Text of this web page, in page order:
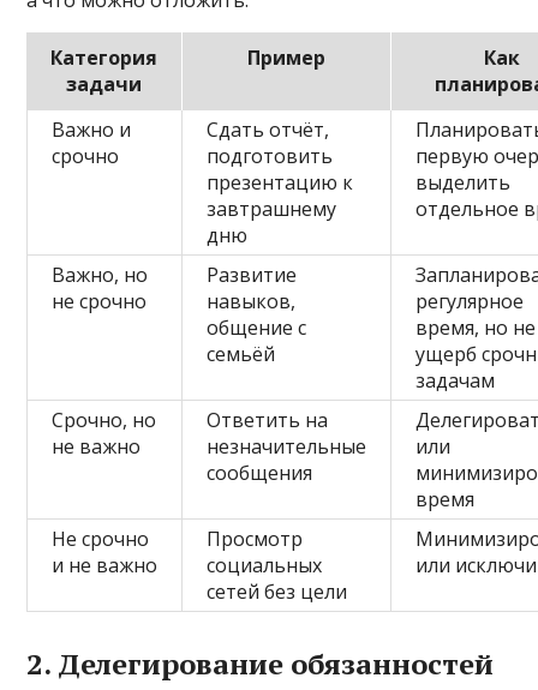
Категория
задачи
Пример
Как
Важно и
срочно
Сдать отчёт,
подготовить
презентацию к
завтрашнему
дню
первую
выделить
отдельное
Важно, но
не срочно
Развитие
навыков,
общение с
семьёй
регулярное
время, но
ущерб
задачам
Срочно, но
не важно
Ответить на
незначительные
сообщения
или
время
Не срочно
и не важно
Просмотр
социальных
сетей без цели
или
2. Делегирование обязанностей